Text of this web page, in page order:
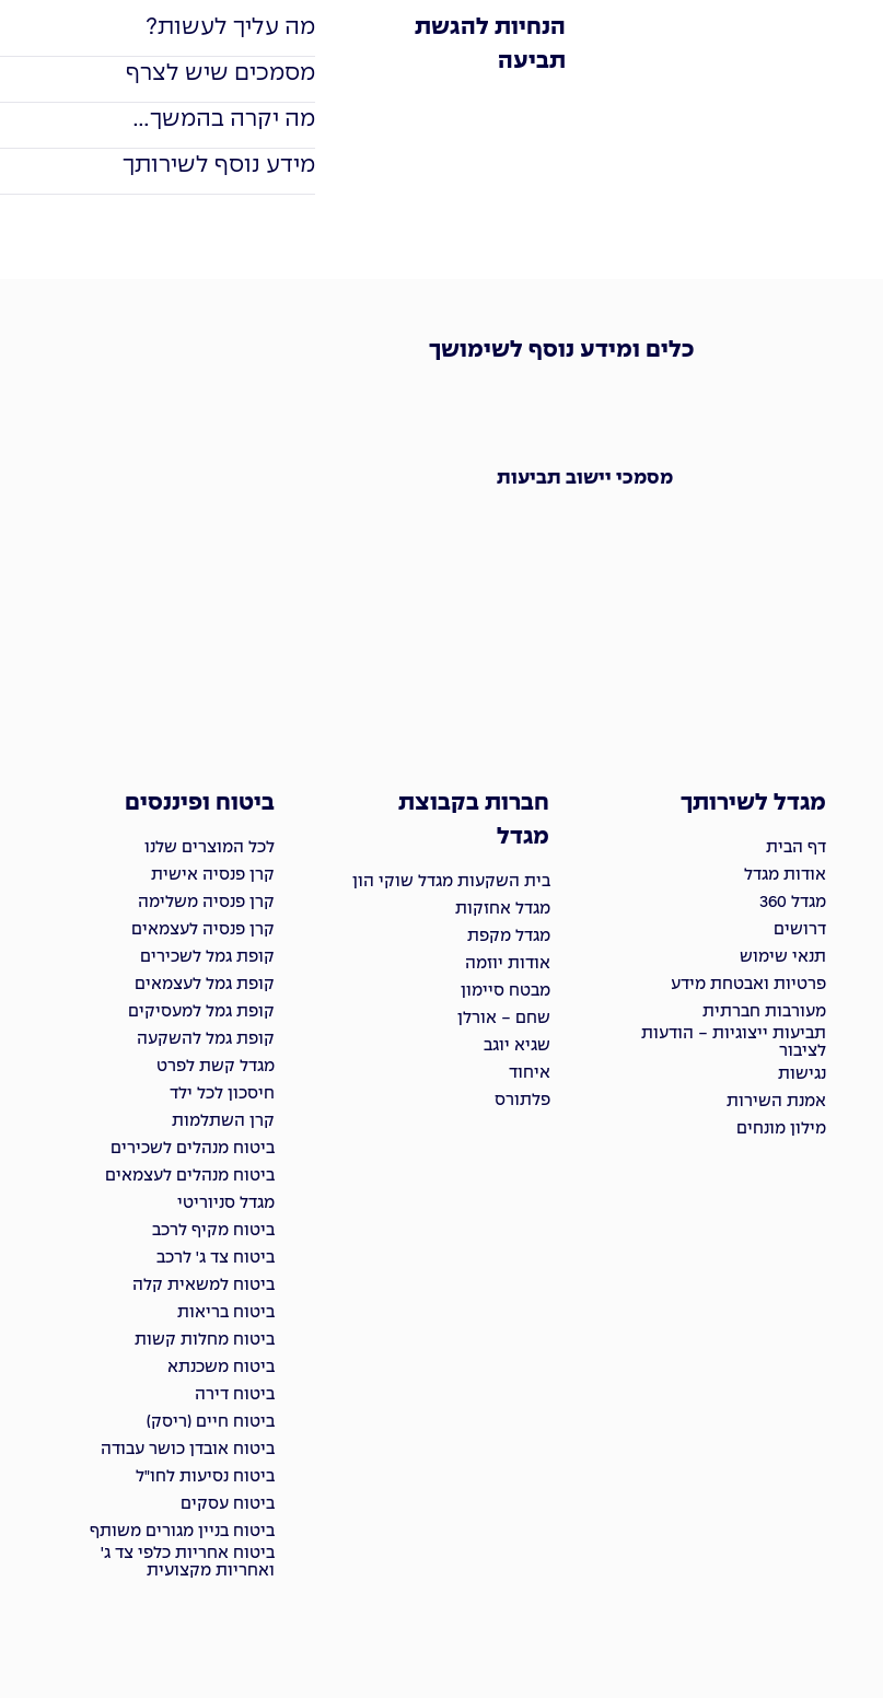
הנחיות להגשת
תביעה
מה עליך לעשות?
מסמכים שיש לצרף
מה יקרה בהמשך...
מידע נוסף לשירותך
כלים ומידע נוסף לשימושך
מסמכי יישוב תביעות
מגדל לשירותך
דף הבית
אודות מגדל
מגדל 360
דרושים
תנאי שימוש
פרטיות ואבטחת מידע
מעורבות חברתית
תביעות ייצוגיות - הודעות
לציבור
נגישות
אמנת השירות
מילון מונחים
חברות בקבוצת
מגדל
בית השקעות מגדל שוקי הון
מגדל אחזקות
מגדל מקפת
אודות יוזמה
מבטח סיימון
שחם - אורלן
שגיא יוגב
איחוד
פלתורס
ביטוח ופיננסים
לכל המוצרים שלנו
קרן פנסיה אישית
קרן פנסיה משלימה
קרן פנסיה לעצמאים
קופת גמל לשכירים
קופת גמל לעצמאים
קופת גמל למעסיקים
קופת גמל להשקעה
מגדל קשת לפרט
חיסכון לכל ילד
קרן השתלמות
ביטוח מנהלים לשכירים
ביטוח מנהלים לעצמאים
מגדל סניוריטי
ביטוח מקיף לרכב
ביטוח צד ג' לרכב
ביטוח למשאית קלה
ביטוח בריאות
ביטוח מחלות קשות
ביטוח משכנתא
ביטוח דירה
ביטוח חיים (ריסק)
ביטוח אובדן כושר עבודה
ביטוח נסיעות לחו"ל
ביטוח עסקים
ביטוח בניין מגורים משותף
ביטוח אחריות כלפי צד ג'
ואחריות מקצועית